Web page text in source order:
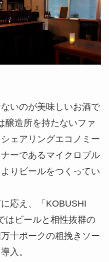
いのが美味しいお酒で
醸造所を持たないファ
ェアリングエコノミー
ーであるマイクロブル
りビールをつくってい
応え、「KOBUSHI
はビールと相性抜群の
十ポークの粗挽きソー
入。